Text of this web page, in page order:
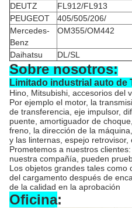
DEUTZ
FL912/FL913
PEUGEOT
405/505/206/
Mercedes-
Benz
OM355/OM442
Daihatsu DL/SL
Sobre nosotros:
Limitado industrial auto de
Hino, Mitsubishi, accesorios del
Por ejemplo el motor, la
de transferencia, eje impulsor,
puente, amortiguador de
freno, la dirección de la
y las linternas, espejo retrovisor,
Prometemos a nuestros
nuestra compañía, pueden
Los objetos grandes tales como
del cargamento después de
de la calidad en la aprobación
Oficina: